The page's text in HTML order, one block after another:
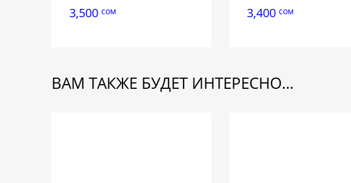
ВАМ ТАКЖЕ БУДЕТ ИНТЕРЕСНО…
3,500 сом 3,400 сом